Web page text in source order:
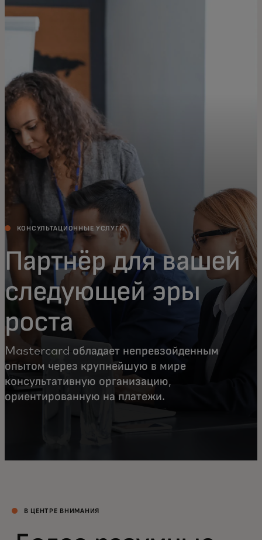
Для вас
Для бизнеса
Для всего мира
Для новаторов
Новости и тренды
КОНСУЛЬТАЦИОННЫЕ УСЛУГИ
Партнёр для вашей
следующей эры
роста
Mastercard обладает непревзойденным
опытом через крупнейшую в мире
консультативную организацию,
ориентированную на платежи.
В ЦЕНТРЕ ВНИМАНИЯ